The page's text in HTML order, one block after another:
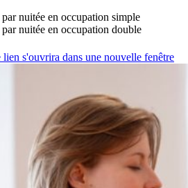
nuitée en occupation simple
nuitée en occupation double
lien s'ouvrira dans une nouvelle fenêtre